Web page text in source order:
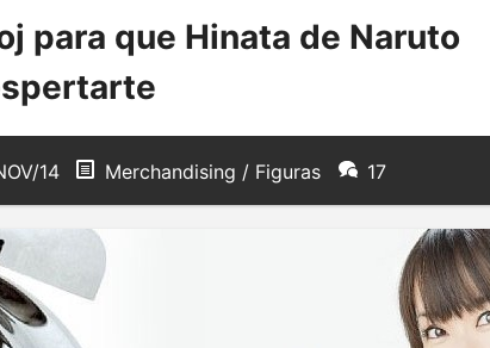
para que Hinata de Naruto
14 Merchandising / Figuras 17